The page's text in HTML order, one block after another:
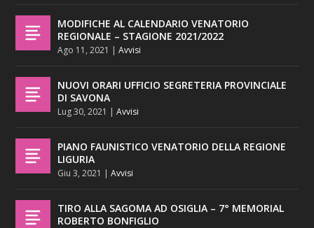
MODIFICHE AL CALENDARIO VENATORIO
REGIONALE – STAGIONE 2021/2022
Ago 11, 2021 |Avvisi
NUOVI ORARI UFFICIO SEGRETERIA PROVINCIALE
DI SAVONA
Lug 30, 2021 |Avvisi
PIANO FAUNISTICO VENATORIO DELLA REGIONE
LIGURIA
Giu 3, 2021 |Avvisi
TIRO ALLA SAGOMA AD OSIGLIA – 7° MEMORIAL
ROBERTO BONFIGLIO